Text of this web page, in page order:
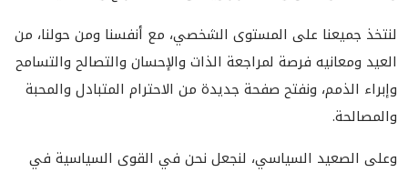
لنتخذ جميعنا على المستوى الشخصي، مع أنفسنا ومن حولنا، من
العيد ومعانيه فرصة لمراجعة الذات والإحسان والتصالح والتسامح
وإبراء الذمم، ونفتح صفحة جديدة من الاحترام المتبادل والمحبة
والمصالحة.
وعلى الصعيد السياسي، لنجعل نحن في القوى السياسية في